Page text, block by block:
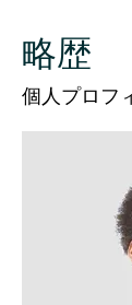
略歴
個人プロフ